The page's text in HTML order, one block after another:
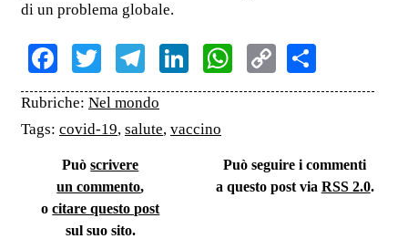
di un problema globale.
Facebook
TwitterTelegram
LinkedInWhatsApp
Copy
Link
Rubriche: Nel mondo
Tags: covid-19, salute, vaccino
Puòscrivere
un commento,
ocitare questo post
sul suo sito.
Può seguire i commenti
a questo post via RSS 2.0.